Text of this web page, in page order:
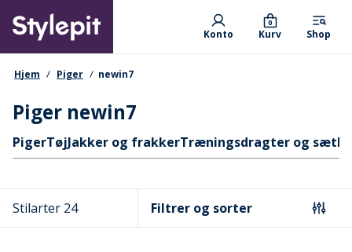
main
content
Primary departments
Konto Kurv
0
Shop
navigationssti
Hjem Piger newin7
Piger newin7
Hurtige links
PigerTøjJakker og frakkerTræningsdragter og sæt
Stilarter 24 Filtrer og sorter